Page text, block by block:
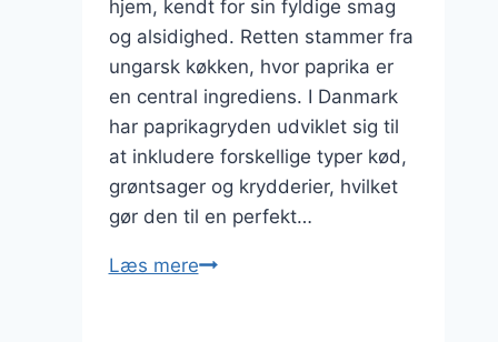
hjem, kendt for sin fyldige smag
og alsidighed. Retten stammer fra
ungarsk køkken, hvor paprika er
en central ingrediens. I Danmark
har paprikagryden udviklet sig til
at inkludere forskellige typer kød,
grøntsager og krydderier, hvilket
gør den til en perfekt…
Læs merePaprikagryde